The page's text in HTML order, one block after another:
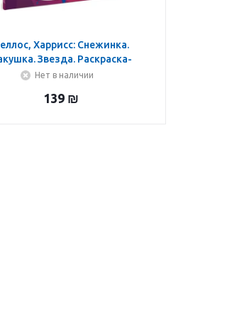
Харрисс: Снежинка.
Звезда. Раскраска-
в страну чисел
Нет в наличии
139 ₪